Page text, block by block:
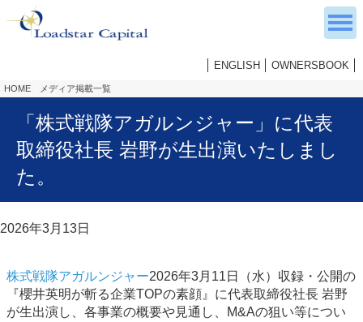
ENGLISH OWNERSBOOK
HOME メディア掲載一覧
「株式戦隊アガルンジャー」に代表
取締役社長 岩野が生出演いたしまし
た。
2026年3月13日
株式戦隊アガルンジャー2026年3月11日（水）収録・公開の
『櫻井英明が斬る企業TOPの素顔』に代表取締役社長 岩野
が生出演し、各事業の概要や見通し、M&Aの狙い等につい